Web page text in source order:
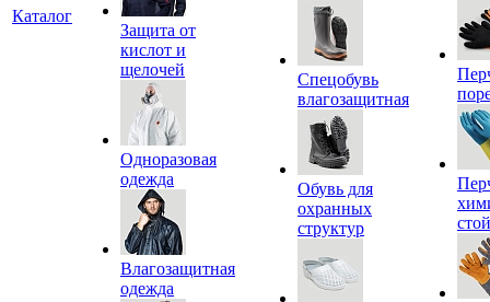
Каталог
Защита от
кислот и
щелочей
Одноразовая
одежда
Влагозащитная
одежда
Спецобувь
влагозащитная
Обувь для
охранных
структур